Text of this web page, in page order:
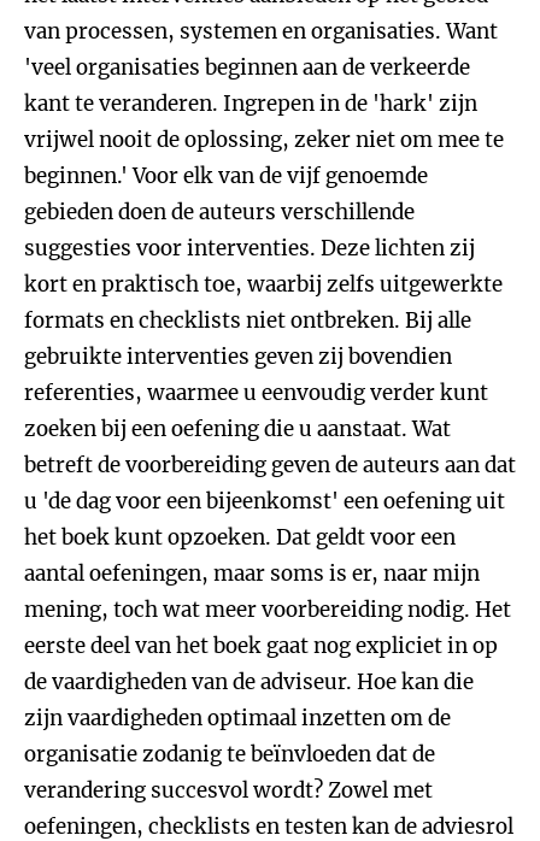
van processen, systemen en organisaties. Want
'veel organisaties beginnen aan de verkeerde
kant te veranderen. Ingrepen in de 'hark' zijn
vrijwel nooit de oplossing, zeker niet om mee te
beginnen.' Voor elk van de vijf genoemde
gebieden doen de auteurs verschillende
suggesties voor interventies. Deze lichten zij
kort en praktisch toe, waarbij zelfs uitgewerkte
formats en checklists niet ontbreken. Bij alle
gebruikte interventies geven zij bovendien
referenties, waarmee u eenvoudig verder kunt
zoeken bij een oefening die u aanstaat. Wat
betreft de voorbereiding geven de auteurs aan dat
u 'de dag voor een bijeenkomst' een oefening uit
het boek kunt opzoeken. Dat geldt voor een
aantal oefeningen, maar soms is er, naar mijn
mening, toch wat meer voorbereiding nodig. Het
eerste deel van het boek gaat nog expliciet in op
de vaardigheden van de adviseur. Hoe kan die
zijn vaardigheden optimaal inzetten om de
organisatie zodanig te beïnvloeden dat de
verandering succesvol wordt? Zowel met
oefeningen, checklists en testen kan de adviesrol